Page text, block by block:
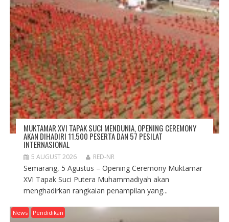
MUKTAMAR XVI TAPAK SUCI MENDUNIA, OPENING CEREMONY
AKAN DIHADIRI 11.500 PESERTA DAN 57 PESILAT
INTERNASIONAL
5 AUGUST 2026 RED-NR
Semarang, 5 Agustus – Opening Ceremony Muktamar
XVI Tapak Suci Putera Muhammadiyah akan
menghadirkan rangkaian penampilan yang...
News Pendidikan